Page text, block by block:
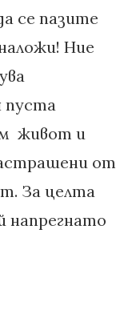
се пазите
Ние
пуста
живот и
от
За целта
напрегнато